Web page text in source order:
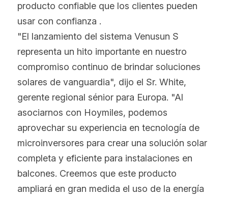
producto confiable que los clientes pueden
usar con confianza .
"El lanzamiento del sistema Venusun S
representa un hito importante en nuestro
compromiso continuo de brindar soluciones
solares de vanguardia", dijo el Sr. White,
gerente regional sénior para Europa. "Al
asociarnos con Hoymiles, podemos
aprovechar su experiencia en tecnología de
microinversores para crear una solución solar
completa y eficiente para instalaciones en
balcones. Creemos que este producto
ampliará en gran medida el uso de la energía